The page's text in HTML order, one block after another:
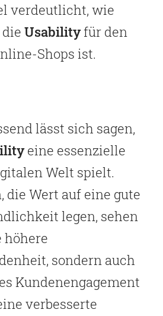
verdeutlicht, wie
Usabilityfür den
Shops ist.
lässt sich sagen,
eine essenzielle
Welt spielt.
die Wert auf eine gute
legen, sehen
sondern auch
Kundenengagement
verbesserte